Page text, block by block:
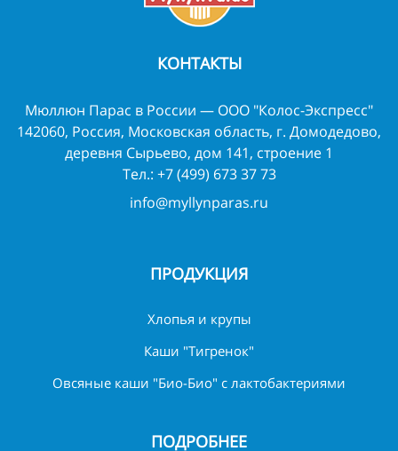
КОНТАКТЫ
Мюллюн Парас в России — ООО "Колос-Экспресс"
142060, Россия, Московская область, г. Домодедово,
деревня Сырьево, дом 141, строение 1
Тел.: +7 (499) 673 37 73
info@myllynparas.ru
ПРОДУКЦИЯ
Хлопья и крупы
Каши "Тигренок"
Овсяные каши "Био-Био" с лактобактериями
ПОДРОБНЕЕ